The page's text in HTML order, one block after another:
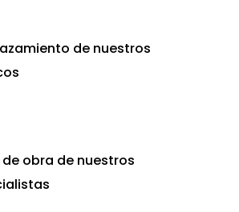
de nuestros
obra de nuestros